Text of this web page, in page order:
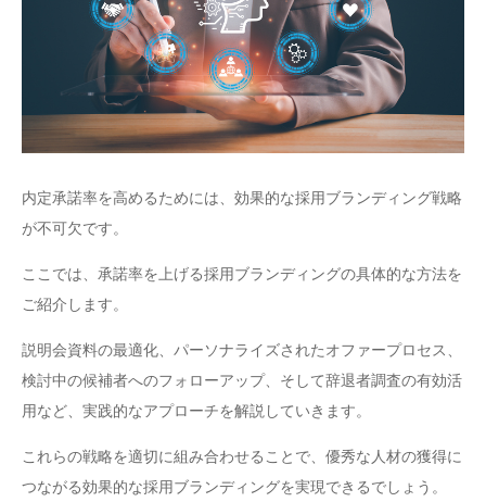
内定承諾率を高めるためには、効果的な採用ブランディング戦略
が不可欠です。
ここでは、承諾率を上げる採用ブランディングの具体的な方法を
ご紹介します。
説明会資料の最適化、パーソナライズされたオファープロセス、
検討中の候補者へのフォローアップ、そして辞退者調査の有効活
用など、実践的なアプローチを解説していきます。
これらの戦略を適切に組み合わせることで、優秀な人材の獲得に
つながる効果的な採用ブランディングを実現できるでしょう。